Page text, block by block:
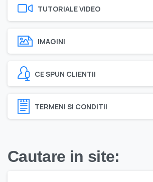
TUTORIALE VIDEO
IMAGINI
CE SPUN CLIENTII
TERMENI SI CONDITII
Cautare in site: